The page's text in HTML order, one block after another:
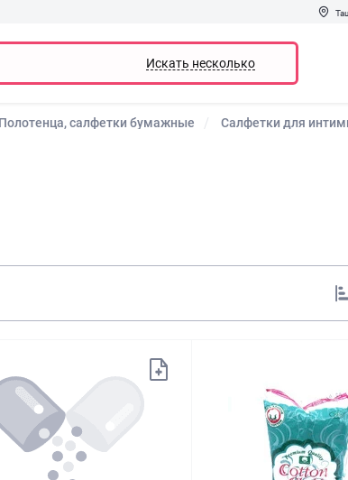
Искать несколько
Полотенца, салфетки бумажные Салфетки для